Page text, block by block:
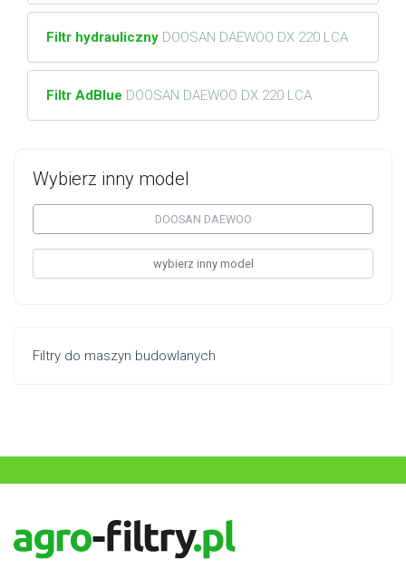
Wybierz inny model
DOOSAN DAEWOO
wybierz inny model
Filtry do maszyn budowlanych
Filtr hydrauliczny DOOSAN DAEWOO DX 220 LCA
Filtr AdBlue DOOSAN DAEWOO DX 220 LCA